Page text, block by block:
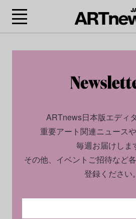
ARTnews日本版エディ
重要アート関連ニュース
毎週お届けしま
その他、イベントご招待など
登録ください。